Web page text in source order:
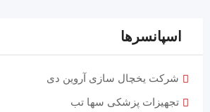
اسپانسرها
شرکت یخچال سازی آروین دی
تجهیزات پزشکی سها تب